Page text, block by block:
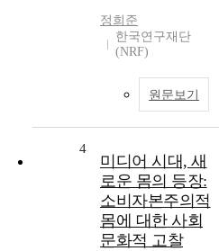
정희준
한국연구재단
(NRF)
원문보기
4
미디어 시대, 새
로운 몸의 등장:
소비자본주의적
몸에 대한 사회
문화적 고찰